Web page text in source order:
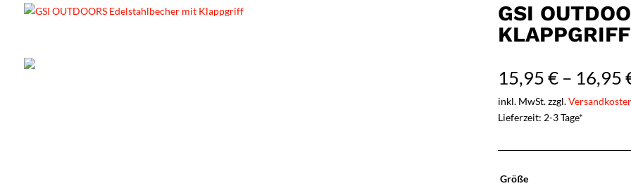
GSI
KLAPPGRIFF
15,95€ – 16,95
inkl. MwSt. zzgl.
Lieferzeit: 2-3 Tage*
Größe